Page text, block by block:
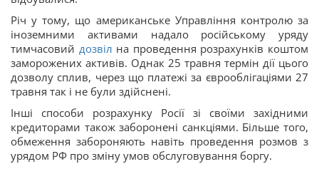
Річ у тому, що американське Управління контролю за
іноземними активами надало російському уряду
тимчасовий дозвіл на проведення розрахунків коштом
заморожених активів. Однак 25 травня термін дії цього
дозволу сплив, через що платежі за єврооблігаціями 27
травня так і не були здійснені.
Інші способи розрахунку Росії зі своїми західними
кредиторами також заборонені санкціями. Більше того,
обмеження забороняють навіть проведення розмов з
урядом РФ про зміну умов обслуговування боргу.